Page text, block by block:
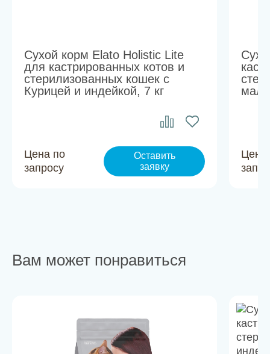
Сухой корм Elato Holistic Lite
для кастрированных котов и
стерилизованных кошек с
Курицей и индейкой, 7 кг
Цена по
запросу
Оставить
заявку
Цена
Вам может понравиться